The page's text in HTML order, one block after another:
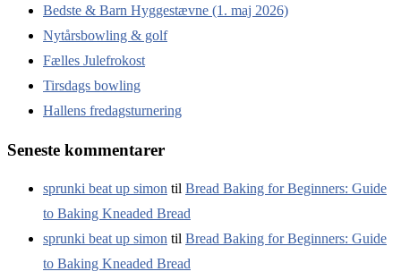
Bedste & Barn Hyggestævne (1. maj 2026)
Nytårsbowling & golf
Fælles Julefrokost
Tirsdags bowling
Hallens fredagsturnering
Seneste kommentarer
sprunki beat up simon til Bread Baking for Beginners: Guide
to Baking Kneaded Bread
sprunki beat up simon til Bread Baking for Beginners: Guide
to Baking Kneaded Bread